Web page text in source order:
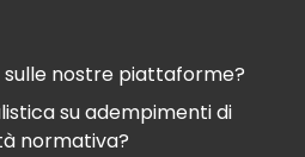
nostre piattaforme?
su adempimenti di
normativa?